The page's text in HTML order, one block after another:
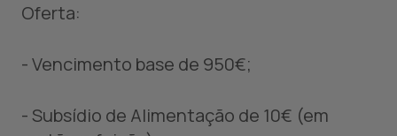
Oferta:
- Vencimento base de 950€;
- Subsídio de Alimentação de 10€ (em